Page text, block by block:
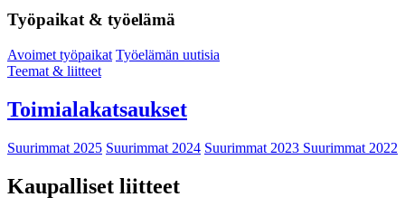
Työpaikat & työelämä
Avoimet työpaikat Työelämän uutisia
Teemat & liitteet
Toimialakatsaukset
Suurimmat 2025 Suurimmat 2024 Suurimmat 2023 Suurimmat 2022
Kaupalliset liitteet